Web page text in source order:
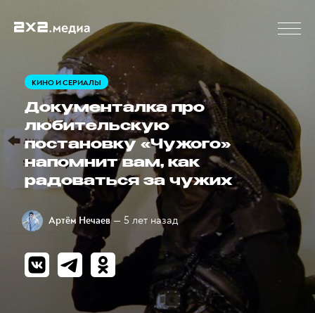
КИНО И СЕРИАЛЫ
Документалка про
любительскую
постановку «Чужого»
напомнит вам, как
радоваться за чужих
Артём Нечаев — 5 лет назад